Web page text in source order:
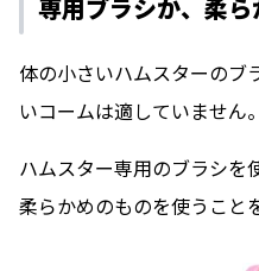
専用ブラシか、柔
体の小さいハムスターのブ
いコームは適していません。
ハムスター専用のブラシを
柔らかめのものを使うこと